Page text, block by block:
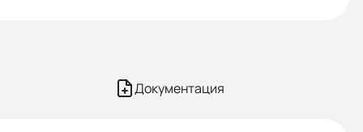
Документация